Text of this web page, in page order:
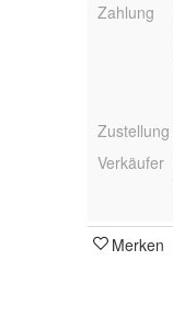
Zahlung
Zustellung
Verkäufer
Merken